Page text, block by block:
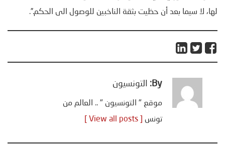
لها، لا سيما بعد أن حظيت بثقة الناخبين للوصول الى الحكم.”.
By: التونسيون
موقع " التونسيون " .. العالم من
تونس